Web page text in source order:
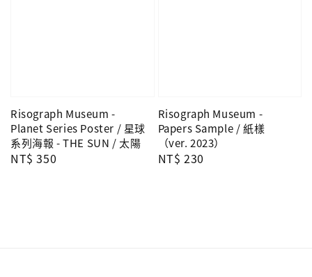
Risograph Museum -
Planet Series Poster / 星球
系列海報 - THE SUN / 太陽
Regular
NT$ 350
Risograph Museum -
Papers Sample / 紙樣
（ver. 2023）
Regular
NT$ 230